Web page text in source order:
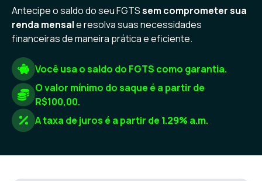
Antecipe o saldo do seu FGTSsem comprometer sua
renda mensale resolva suas necessidades
financeiras de maneira prática e eficiente.
Você usa o saldo do FGTS como garantia.
O valor mínimo do saque é a partir de
R$100,00.
A taxa de juros é a partir de 1.29% a.m.